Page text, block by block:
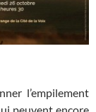
l’empilement